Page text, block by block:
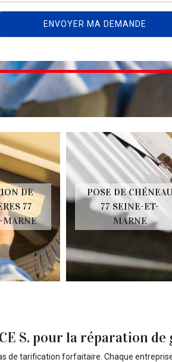
DE
77
MARNE
POSE DE CHÉNEAU
77 SEINE-ET-
MARNE
S. pour la réparation
de tarification forfaitaire. Chaque